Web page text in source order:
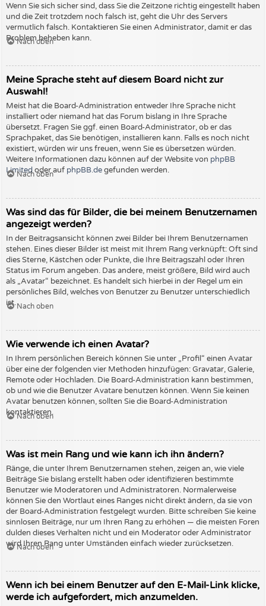
Wenn Sie sich sicher sind, dass Sie die Zeitzone richtig eingestellt haben
und die Zeit trotzdem noch falsch ist, geht die Uhr des Servers
vermutlich falsch. Kontaktieren Sie einen Administrator, damit er das
Problem beheben kann.
Nach oben
Meine Sprache steht auf diesem Board nicht zur
Auswahl!
Meist hat die Board-Administration entweder Ihre Sprache nicht
installiert oder niemand hat das Forum bislang in Ihre Sprache
übersetzt. Fragen Sie ggf. einen Board-Administrator, ob er das
Sprachpaket, das Sie benötigen, installieren kann. Falls es noch nicht
existiert, würden wir uns freuen, wenn Sie es übersetzen würden.
Weitere Informationen dazu können auf der Website von phpBB
Limited oder auf phpBB.degefunden werden.
Nach oben
Was sind das für Bilder, die bei meinem Benutzernamen
angezeigt werden?
In der Beitragsansicht können zwei Bilder bei Ihrem Benutzernamen
stehen. Eines dieser Bilder ist meist mit Ihrem Rang verknüpft: Oft sind
dies Sterne, Kästchen oder Punkte, die Ihre Beitragszahl oder Ihren
Status im Forum angeben. Das andere, meist größere, Bild wird auch
als „Avatar“ bezeichnet. Es handelt sich hierbei in der Regel um ein
persönliches Bild, welches von Benutzer zu Benutzer unterschiedlich
ist.Nach oben
Wie verwende ich einen Avatar?
In Ihrem persönlichen Bereich können Sie unter „Profil“ einen Avatar
über eine der folgenden vier Methoden hinzufügen: Gravatar, Galerie,
Remote oder Hochladen. Die Board-Administration kann bestimmen,
ob und wie die Benutzer Avatare benutzen können. Wenn Sie keinen
Avatar benutzen können, sollten Sie die Board-Administration
kontaktieren.
Nach oben
Was ist mein Rang und wie kann ich ihn ändern?
Ränge, die unter Ihrem Benutzernamen stehen, zeigen an, wie viele
Beiträge Sie bislang erstellt haben oder identifizieren bestimmte
Benutzer wie Moderatoren und Administratoren. Normalerweise
können Sie den Wortlaut eines Ranges nicht direkt ändern, da sie von
der Board-Administration festgelegt wurden. Bitte schreiben Sie keine
sinnlosen Beiträge, nur um Ihren Rang zu erhöhen — die meisten Foren
dulden dieses Verhalten nicht und ein Moderator oder Administrator
wird Ihren Rang unter Umständen einfach wieder zurücksetzen.
Nach oben
Wenn ich bei einem Benutzer auf den E-Mail-Link klicke,
werde ich aufgefordert, mich anzumelden.